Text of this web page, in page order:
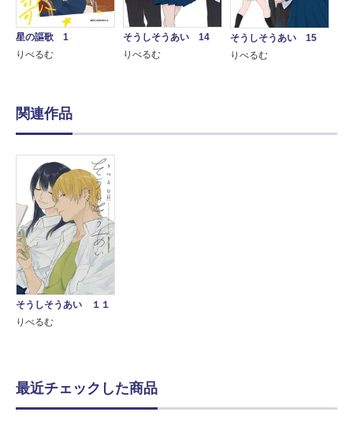
星の謳歌 1
りべるむ
そうしそうあい 14
りべるむ
そうしそうあい 15
りべるむ
関連作品
そうしそうあい １１
りべるむ
最近チェックした商品